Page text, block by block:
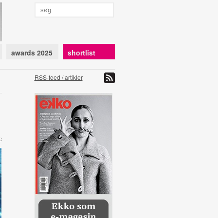
awards 2025 shortlist
RSS-feed / artikler